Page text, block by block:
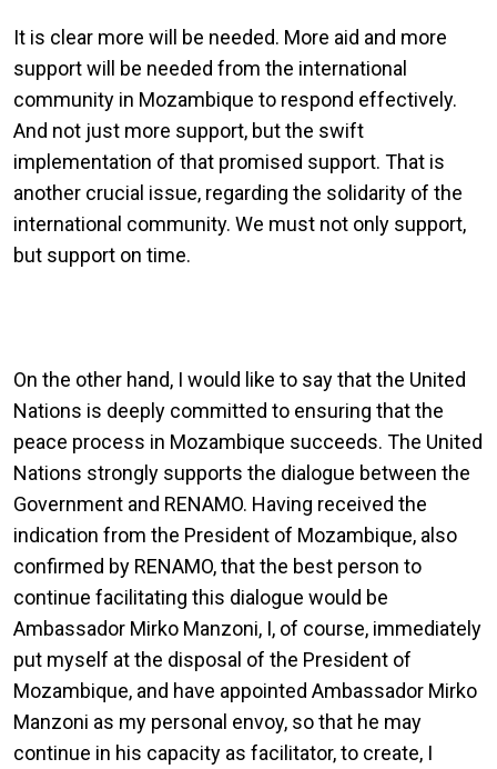
It is clear more will be needed. More aid and more
support will be needed from the international
community in Mozambique to respond effectively.
And not just more support, but the swift
implementation of that promised support. That is
another crucial issue, regarding the solidarity of the
international community. We must not only support,
but support on time.
On the other hand, I would like to say that the United
Nations is deeply committed to ensuring that the
peace process in Mozambique succeeds. The United
Nations strongly supports the dialogue between the
Government and RENAMO. Having received the
indication from the President of Mozambique, also
confirmed by RENAMO, that the best person to
continue facilitating this dialogue would be
Ambassador Mirko Manzoni, I, of course, immediately
put myself at the disposal of the President of
Mozambique, and have appointed Ambassador Mirko
Manzoni as my personal envoy, so that he may
continue in his capacity as facilitator, to create, I